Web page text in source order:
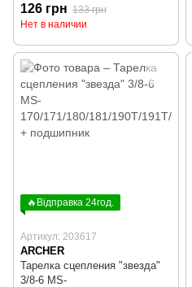
126 грн 133 грн
Нет в наличии
🔥Відправка 24год.
Артикул: 203617
ARCHER
Тарелка сцепления "звезда"
3/8-6 MS-